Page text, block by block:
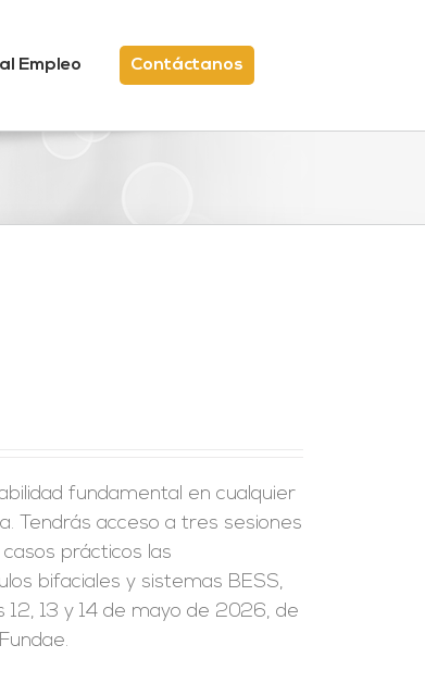
Empleo Contáctanos
fundamental en cualquier
Tendrás acceso a tres sesiones
prácticos las
bifaciales y sistemas BESS,
13 y 14 de mayo de 2026, de